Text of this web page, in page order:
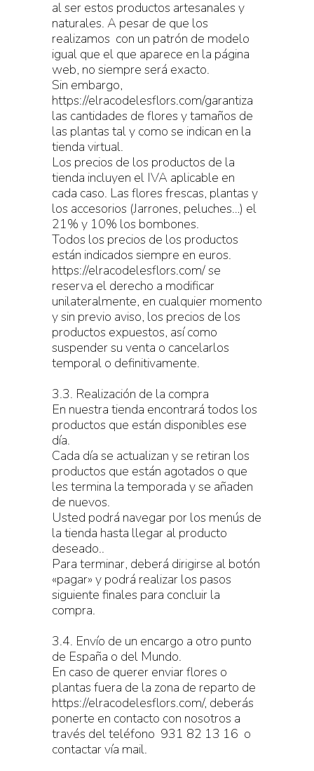
al ser estos productos artesanales y
naturales. A pesar de que los
realizamos con un patrón de modelo
igual que el que aparece en la página
web, no siempre será exacto.
Sin embargo,
https://elracodelesflors.com/garantiza
las cantidades de flores y tamaños de
las plantas tal y como se indican en la
tienda virtual.
Los precios de los productos de la
tienda incluyen el IVA aplicable en
cada caso. Las flores frescas, plantas y
los accesorios (Jarrones, peluches…) el
21% y 10% los bombones.
Todos los precios de los productos
están indicados siempre en euros.
https://elracodelesflors.com/ se
reserva el derecho a modificar
unilateralmente, en cualquier momento
y sin previo aviso, los precios de los
productos expuestos, así como
suspender su venta o cancelarlos
temporal o definitivamente.
3.3. Realización de la compra
En nuestra tienda encontrará todos los
productos que están disponibles ese
día.
Cada día se actualizan y se retiran los
productos que están agotados o que
les termina la temporada y se añaden
de nuevos.
Usted podrá navegar por los menús de
la tienda hasta llegar al producto
deseado..
Para terminar, deberá dirigirse al botón
«pagar» y podrá realizar los pasos
siguiente finales para concluir la
compra.
3.4. Envío de un encargo a otro punto
de España o del Mundo.
En caso de querer enviar flores o
plantas fuera de la zona de reparto de
https://elracodelesflors.com/, deberás
ponerte en contacto con nosotros a
través del teléfono 931 82 13 16 o
contactar vía mail.